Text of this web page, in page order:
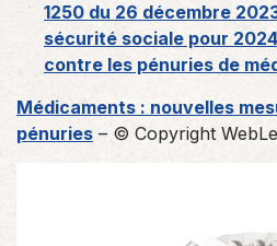
1250 du 26 décembre
sécurité sociale pour
contre les pénuries de
Médicaments : nouvelles
pénuries – © Copyright